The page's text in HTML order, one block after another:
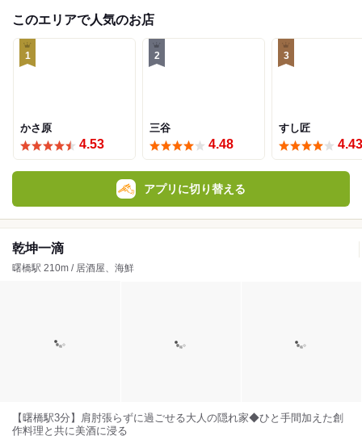
このエリアで人気のお店
1
かさ原
4.53
2
三谷
4.48
3
すし匠
4.43
アプリに切り替える
乾坤一滴
曙橋駅 210m / 居酒屋、海鮮
【曙橋駅3分】肩肘張らずに過ごせる大人の隠れ家◆ひと手間加えた創
作料理と共に美酒に浸る